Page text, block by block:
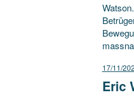
17/11/
Eric